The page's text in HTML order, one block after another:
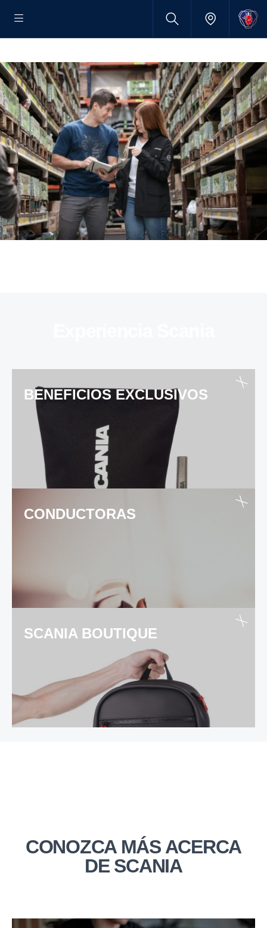
BENEFICIOS EXCLUSIVOS
CONDUCTORAS
SCANIA BOUTIQUE
CONOZCA MÁS ACERCA
DE SCANIA